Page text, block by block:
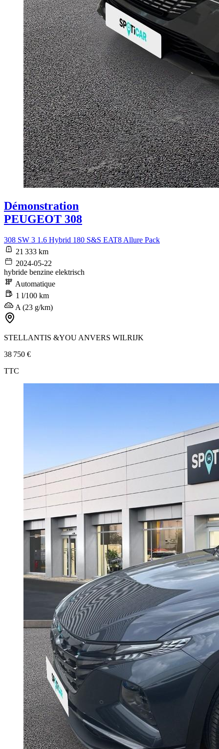
Démonstration
PEUGEOT 308
308 SW 3 1.6 Hybrid 180 S&S EAT8 Allure Pack
21 333 km
2024-05-22
hybride benzine elektrisch
Automatique
1 l/100 km
A (23 g/km)
STELLANTIS &YOU ANVERS WILRIJK
38 750 €
TTC